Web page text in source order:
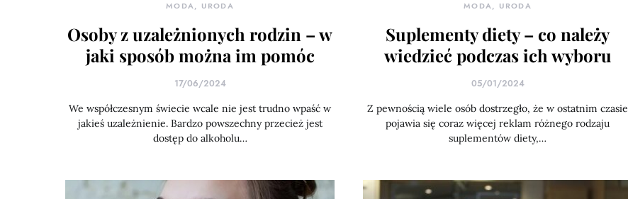
MODA, URODA
Osoby z uzależnionych rodzin – w
jaki sposób można im pomóc
17/06/2024
We współczesnym świecie wcale nie jest trudno wpaść w
jakieś uzależnienie. Bardzo powszechny przecież jest
dostęp do alkoholu…
MODA, URODA
Suplementy diety – co należy
wiedzieć podczas ich wyboru
05/01/2024
Z pewnością wiele osób dostrzegło, że w ostatnim czasie
pojawia się coraz więcej reklam różnego rodzaju
suplementów diety,…